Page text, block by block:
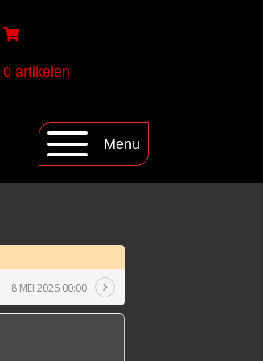
0 artikelen
Menu
8 MEI 2026 00:00